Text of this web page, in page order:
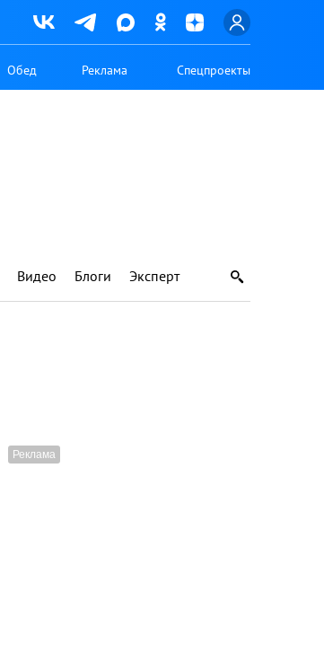
Обед Реклама Спецпроекты
Видео Блоги Эксперт